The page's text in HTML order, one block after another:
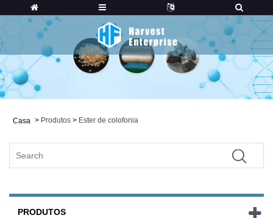
Casa > Produtos > Ester de colofonia
PRODUTOS